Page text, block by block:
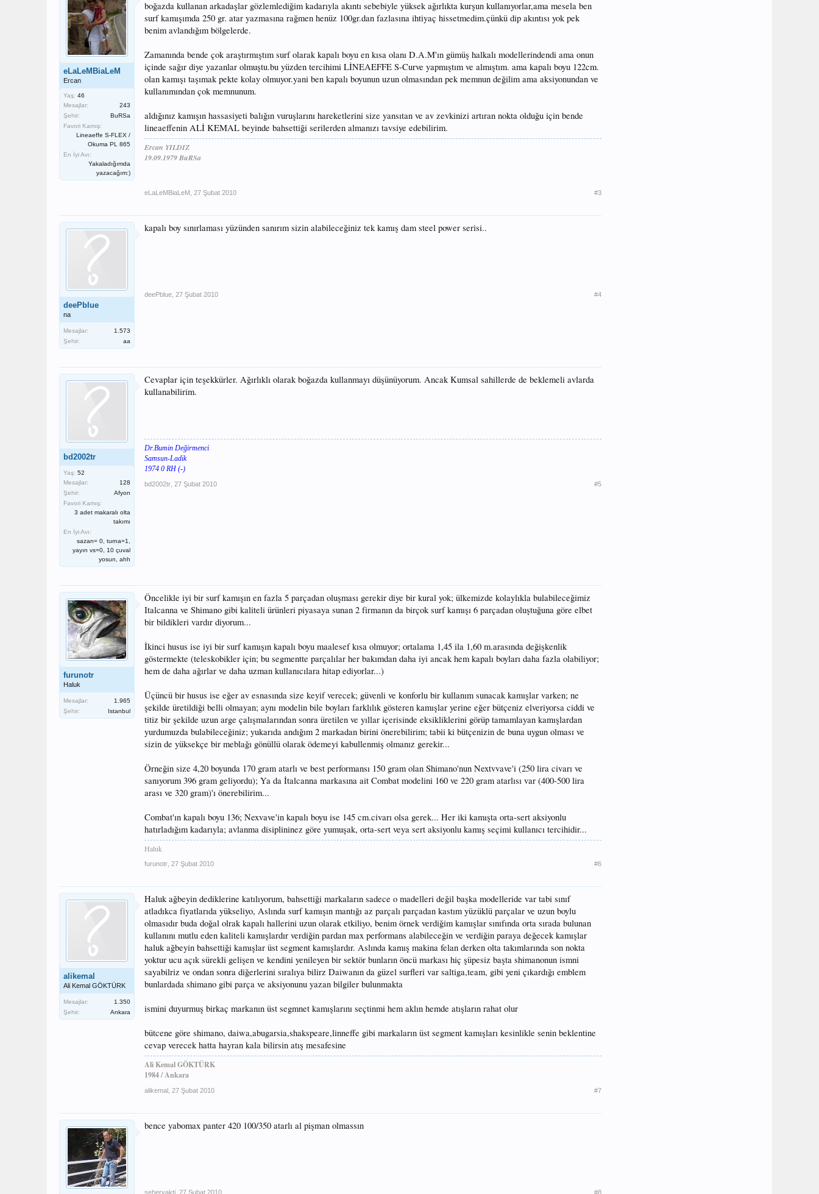
eLaLeMBiaLeM
Ercan
Yaş: 46
Mesajlar:
243
Şehir:
BuRSa
Favori Kamış:
Lineaeffe S-FLEX /
Okuma PL 865
En İyi Avı:
Yakaladığımda
yazacağım:)
boğazda kullanan arkadaşlar gözlemlediğim kadarıyla akıntı sebebiyle yüksek ağırlıkta kurşun kullanıyorlar,ama mesela ben
surf kamışımda 250 gr. atar yazmasına rağmen henüz 100gr.dan fazlasına ihtiyaç hissetmedim.çünkü dip akıntısı yok pek
benim avlandığım bölgelerde.
Zamanında bende çok araştırmıştım surf olarak kapalı boyu en kısa olanı D.A.M'ın gümüş halkalı modellerindendi ama onun
içinde sağır diye yazanlar olmuştu.bu yüzden tercihimi LİNEAEFFE S-Curve yapmıştım ve almıştım. ama kapalı boyu 122cm.
olan kamışı taşımak pekte kolay olmuyor.yani ben kapalı boyunun uzun olmasından pek memnun değilim ama aksiyonundan ve
kullanımından çok memnunum.
aldığınız kamışın hassasiyeti balığın vuruşlarını hareketlerini size yansıtan ve av zevkinizi artıran nokta olduğu için bende
lineaeffenin ALİ KEMAL beyinde bahsettiği serilerden almanızı tavsiye edebilirim.
Ercan YILDIZ
19.09.1979 BuRSa
eLaLeMBiaLeM 27 Şubat 2010 #3
deePblue
na
Mesajlar:
1.573
Şehir:
aa
kapalı boy sınırlaması yüzünden sanırım sizin alabileceğiniz tek kamış dam steel power serisi..
deePblue 27 Şubat 2010 #4
bd2002tr
Yaş: 52
Mesajlar:
128
Şehir:
Afyon
Favori Kamış:
3 adet makaralı olta
takımı
En İyi Avı:
sazan= 0, turna=1,
yayın vs=0, 10 çuval
yosun, ahh
Cevaplar için teşekkürler. Ağırlıklı olarak boğazda kullanmayı düşünüyorum. Ancak Kumsal sahillerde de beklemeli avlarda
kullanabilirim.
Dr.Bumin Değirmenci
Samsun-Ladik
1974 0 RH (-)
bd2002tr 27 Şubat 2010 #5
furunotr
Haluk
Mesajlar:
1.965
Şehir:
Istanbul
Öncelikle iyi bir surf kamışın en fazla 5 parçadan oluşması gerekir diye bir kural yok; ülkemizde kolaylıkla bulabileceğimiz
Italcanna ve Shimano gibi kaliteli ürünleri piyasaya sunan 2 firmanın da birçok surf kamışı 6 parçadan oluştuğuna göre elbet
bir bildikleri vardır diyorum...
İkinci husus ise iyi bir surf kamışın kapalı boyu maalesef kısa olmuyor; ortalama 1,45 ila 1,60 m.arasında değişkenlik
göstermekte (teleskobikler için; bu segmentte parçalılar her bakımdan daha iyi ancak hem kapalı boyları daha fazla olabiliyor;
hem de daha ağırlar ve daha uzman kullanıcılara hitap ediyorlar...)
Üçüncü bir husus ise eğer av esnasında size keyif verecek; güvenli ve konforlu bir kullanım sunacak kamışlar varken; ne
şekilde üretildiği belli olmayan; aynı modelin bile boyları farklılık gösteren kamışlar yerine eğer bütçeniz elveriyorsa ciddi ve
titiz bir şekilde uzun arge çalışmalarından sonra üretilen ve yıllar içerisinde eksikliklerini görüp tamamlayan kamışlardan
yurdumuzda bulabileceğiniz; yukarıda andığım 2 markadan birini önerebilirim; tabii ki bütçenizin de buna uygun olması ve
sizin de yüksekçe bir meblağı gönüllü olarak ödemeyi kabullenmiş olmanız gerekir...
Örneğin size 4,20 boyunda 170 gram atarlı ve best performansı 150 gram olan Shimano'nun Nextvvave'i (250 lira civarı ve
sanıyorum 396 gram geliyordu); Ya da İtalcanna markasına ait Combat modelini 160 ve 220 gram atarlısı var (400-500 lira
arası ve 320 gram)'ı önerebilirim...
Combat'ın kapalı boyu 136; Nexvave'in kapalı boyu ise 145 cm.civarı olsa gerek... Her iki kamışta orta-sert aksiyonlu
hatırladığım kadarıyla; avlanma disiplininez göre yumuşak, orta-sert veya sert aksiyonlu kamış seçimi kullanıcı tercihidir...
Haluk
furunotr 27 Şubat 2010 #6
alikemal
Ali Kemal GÖKTÜRK
Mesajlar:
1.350
Şehir:
Ankara
Haluk ağbeyin dediklerine katılıyorum, bahsettiği markaların sadece o madelleri değil başka modelleride var tabi sınıf
atladıkca fiyatlarıda yükseliyo, Aslında surf kamışın mantığı az parçalı parçadan kastım yüzüklü parçalar ve uzun boylu
olmasıdır buda doğal olrak kapalı hallerini uzun olarak etkiliyo, benim örnek verdiğim kamışlar sınıfında orta sırada bulunan
kullanını mutlu eden kaliteli kamışlardır verdiğin pardan max performans alabileceğin ve verdiğin paraya değecek kamışlar
haluk ağbeyin bahsettiği kamışlar üst segment kamışlardır. Aslında kamış makina felan derken olta takımlarında son nokta
yoktur ucu açık sürekli gelişen ve kendini yenileyen bir sektör bunların öncü markası hiç şüpesiz başta shimanonun ismni
sayabilriz ve ondan sonra diğerlerini sıralıya bilirz Daiwanın da güzel surfleri var saltiga,team, gibi yeni çıkardığı emblem
bunlardada shimano gibi parça ve aksiyonunu yazan bilgiler bulunmakta
ismini duyurmuş birkaç markanın üst segmnet kamışlarını seçtinmi hem aklın hemde atışların rahat olur
bütcene göre shimano, daiwa,abugarsia,shakspeare,linneffe gibi markaların üst segment kamışları kesinlikle senin beklentine
cevap verecek hatta hayran kala bilirsin atış mesafesine
Ali Kemal GÖKTÜRK
1984 / Ankara
alikemal 27 Şubat 2010 #7
bence yabomax panter 420 100/350 atarlı al pişman olmassın
sehervakti 27 Şubat 2010 #8